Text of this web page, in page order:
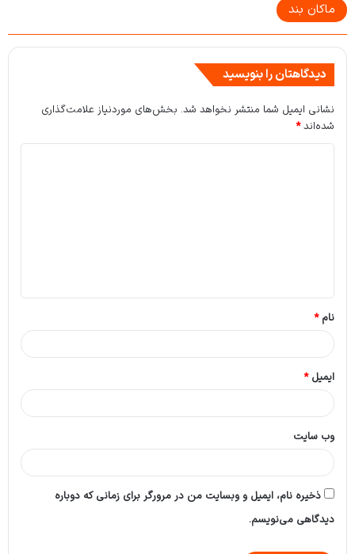
ماکان بند
دیدگاهتان را بنویسید
نشانی ایمیل شما منتشر نخواهد شد. بخش‌های موردنیاز علامت‌گذاری
شده‌اند*
*
نام*
ایمیل*
وب‌ سایت
ذخیره نام، ایمیل و وبسایت من در مرورگر برای زمانی که دوباره
دیدگاهی می‌نویسم.